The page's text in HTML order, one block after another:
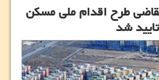
۷۷۰۴ متقاضی طرح اقدام ملی مسكن
شد